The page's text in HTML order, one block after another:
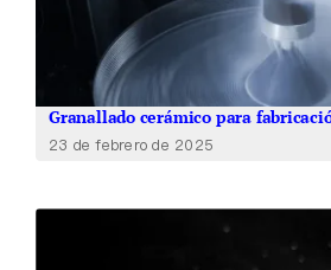
Granallado cerámico para
23 de febrero de 2025